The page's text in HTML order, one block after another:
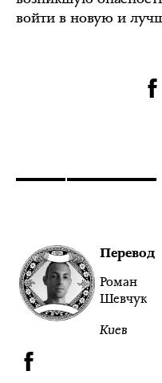
войти в новую и
Перевод
Роман
Шевчук
Киев